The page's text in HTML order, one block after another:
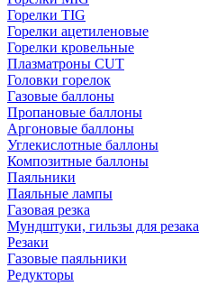
Горелки TIG
Горелки ацетиленовые
Горелки кровельные
Плазматроны CUT
Головки горелок
Газовые баллоны
Пропановые баллоны
Аргоновые баллоны
Углекислотные баллоны
Композитные баллоны
Паяльники
Паяльные лампы
Газовая резка
Мундштуки, гильзы для резака
Резаки
Газовые паяльники
Редукторы